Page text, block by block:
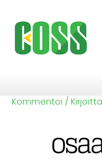
sisältöön
Kommentoi /